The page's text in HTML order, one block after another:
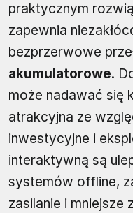
praktycznym
zapewnia
bezprzerwowe
akumulatorowe.
może nadawać się
atrakcyjna ze
inwestycyjne i
interaktywną są
systemów offline,
zasilanie i mniejsze